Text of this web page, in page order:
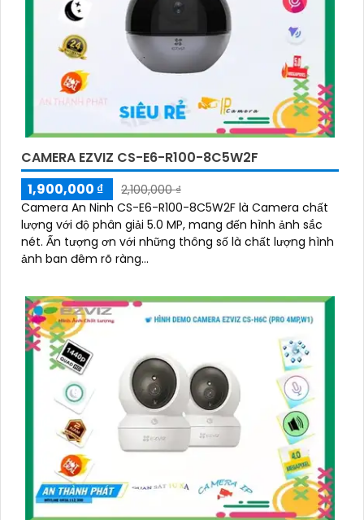
CAMERA EZVIZ CS-E6-R100-8C5W2F
1,900,000 ₫
2,100,000 ₫
Camera An Ninh CS-E6-R100-8C5W2F là Camera chất
lượng với độ phân giải 5.0 MP, mang đến hình ảnh sắc
nét. Ấn tượng ơn với những thông số là chất lượng hình
ảnh ban đêm rõ ràng...